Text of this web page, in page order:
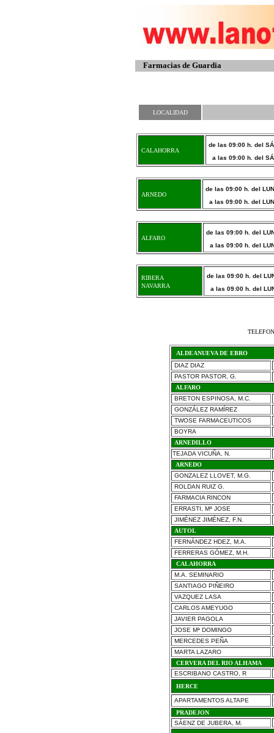
Farmacias de Guardia
LOCALIDAD
CALAHORRA
de las 09:00 h. del
a las 09:00 h. del
ARNEDO
de las 09:00 h. del
a las 09:00 h. del
ALFARO
de las 09:00 h. del
a las 09:00 h. del
RIBERA
NAVARRA
de las 09:00 h. del
a las 09:00 h. del
ALDEANUEVA DE EBRO
DIAZ DIAZ
PASTOR PASTOR, G.
ALFARO
BRETON ESPINOSA, M.C.
GONZÁLEZ RAMÍREZ
TWOSE FARMACEUTICOS
BOYRA
ARNEDILLO
TEJADA VICUÑA, N.
ARNEDO
GONZALEZ LLOVET, M.G.
ROLDAN RUIZ G.
FARMACIA RINCON
ERRASTI, Mª JOSE
JIMÉNEZ JIMÉNEZ, F.N.
AUTOL
FERNÁNDEZ HDEZ, M.A.
FERRERAS GÓMEZ, M.H.
CALAHORRA
M.A. SEMINARIO
SANTIAGO PIÑEIRO
VAZQUEZ LASA
CARLOS AMEYUGO
JAVIER PAGOLA
JOSE Mª DOMINGO
MERCEDES PEÑA
MARTA LAZARO
CERVERA DEL RIO ALHAMA
ESCRIBANO CASTRO, R
HERCE
APARTAMENTOS ALTAPE
PRADEJON
SÁENZ DE JUBERA, M.